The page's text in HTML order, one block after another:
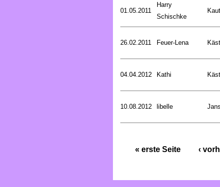
01.05.2011
Harry
Schischke
26.02.2011 Feuer-Lena
04.04.2012 Kathi
10.08.2012 libelle
« erste Seite ‹